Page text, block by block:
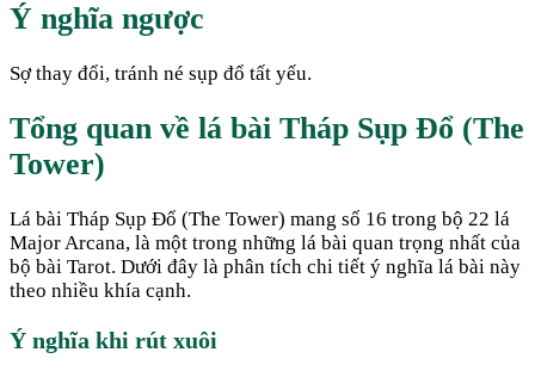
Ý nghĩa ngược
Sợ thay đổi, tránh né sụp đổ tất yếu.
Tổng quan về lá bài Tháp Sụp Đổ (The
Tower)
Lá bài Tháp Sụp Đổ (The Tower) mang số 16 trong bộ 22 lá
Major Arcana, là một trong những lá bài quan trọng nhất của
bộ bài Tarot. Dưới đây là phân tích chi tiết ý nghĩa lá bài này
theo nhiều khía cạnh.
Ý nghĩa khi rút xuôi